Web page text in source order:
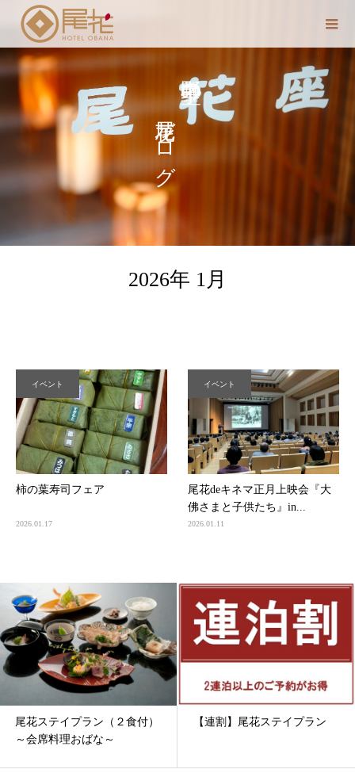
中野 聖子の
尾花ブログ
2026年 1月
イベント
柿の葉寿司フェア
2026.01.17
イベント
尾花deキネマ正月上映会『大
佛さまと子供たち』in...
2026.01.11
尾花ステイプラン（２食付）
～会席料理おばな～
【連割】尾花ステイプラン